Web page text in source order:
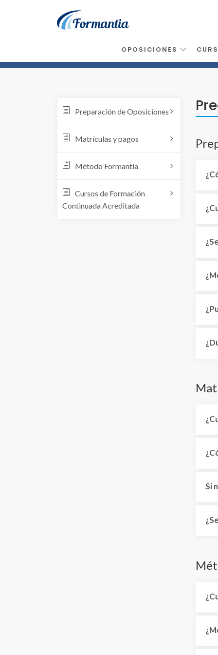
Preguntas Frecuentes
Preparación de Oposiciones
Matrículas y pagos
Método Formantia
Cursos de Formación
Continuada Acreditada
Si
OPOSICIONES